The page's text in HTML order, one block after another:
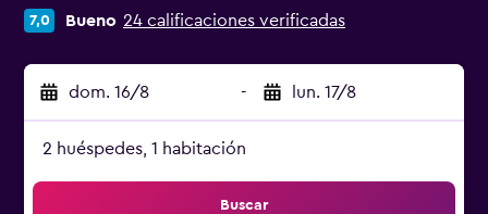
7,0 Bueno 24 calificaciones verificadas
dom. 16/8 - lun. 17/8
2 huéspedes, 1 habitación
Buscar